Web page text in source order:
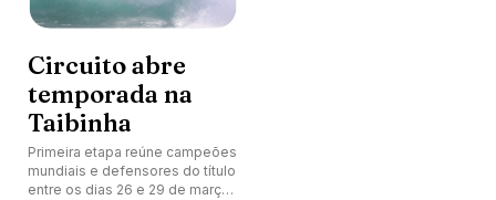
Circuito abre
temporada na
Taibinha
Primeira etapa reúne campeões
mundiais e defensores do título
entre os dias 26 e 29 de março,